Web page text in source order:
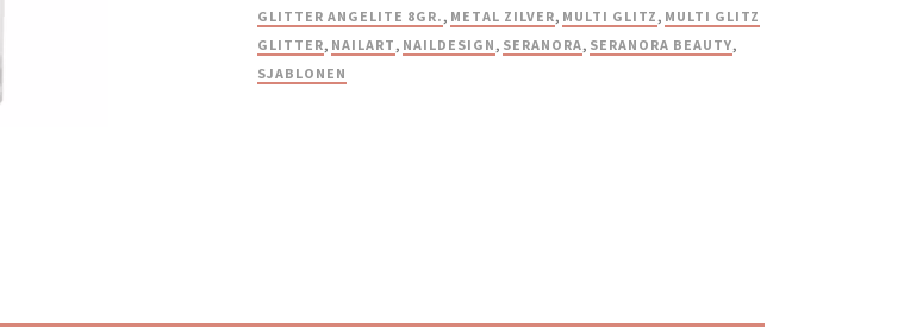
GLITTER ANGELITE 8GR., METAL ZILVER, MULTI GLITZ, MULTI GLITZ
GLITTER, NAILART, NAILDESIGN, SERANORA, SERANORA BEAUTY,
SJABLONEN